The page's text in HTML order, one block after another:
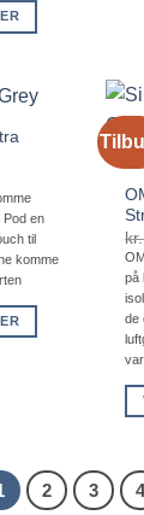
på
Pod en
til
komme
kr.
på
de
2 3